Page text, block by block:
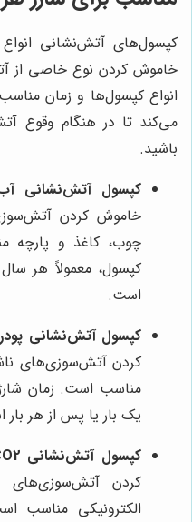
کپسول‌های آتش‌نشانی
خاموش کردن نوع خاصی از
انواع کپسول‌ها و زمان
می‌کند تا در هنگام وقوع
باشید.
کپسول آتش‌نشانی
خاموش کردن
چوب، کاغذ و پارچه
کپسول، معمولاً هر
است.
کپسول آتش‌نشانی
کردن آتش‌سوزی‌های
مناسب است. زمان
یک بار یا پس از هر
کپسول آتش‌نشانی CO2:
کردن آتش‌سوزی‌های
الکترونیکی مناسب